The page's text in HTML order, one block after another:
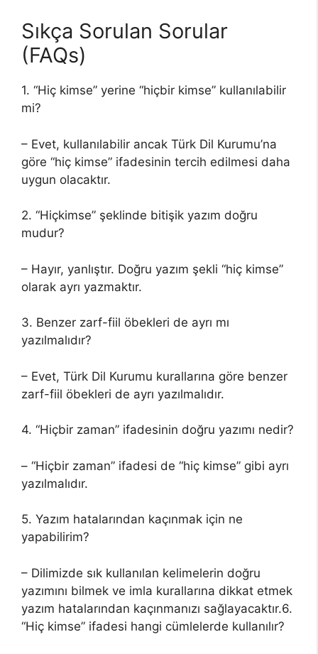
Sıkça Sorulan Sorular
(FAQs)
1. “Hiç kimse” yerine “hiçbir kimse” kullanılabilir
mi?
– Evet, kullanılabilir ancak Türk Dil Kurumu’na
göre “hiç kimse” ifadesinin tercih edilmesi daha
uygun olacaktır.
2. “Hiçkimse” şeklinde bitişik yazım doğru
mudur?
– Hayır, yanlıştır. Doğru yazım şekli “hiç kimse”
olarak ayrı yazmaktır.
3. Benzer zarf-fiil öbekleri de ayrı mı
yazılmalıdır?
– Evet, Türk Dil Kurumu kurallarına göre benzer
zarf-fiil öbekleri de ayrı yazılmalıdır.
4. “Hiçbir zaman” ifadesinin doğru yazımı nedir?
– “Hiçbir zaman” ifadesi de “hiç kimse” gibi ayrı
yazılmalıdır.
5. Yazım hatalarından kaçınmak için ne
yapabilirim?
– Dilimizde sık kullanılan kelimelerin doğru
yazımını bilmek ve imla kurallarına dikkat etmek
yazım hatalarından kaçınmanızı sağlayacaktır.6.
“Hiç kimse” ifadesi hangi cümlelerde kullanılır?